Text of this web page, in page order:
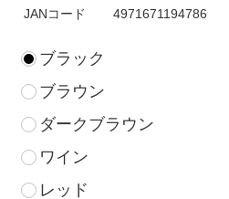
JANコード 4971671194786
ブラック
ブラウン
ダークブラウン
ワイン
レッド